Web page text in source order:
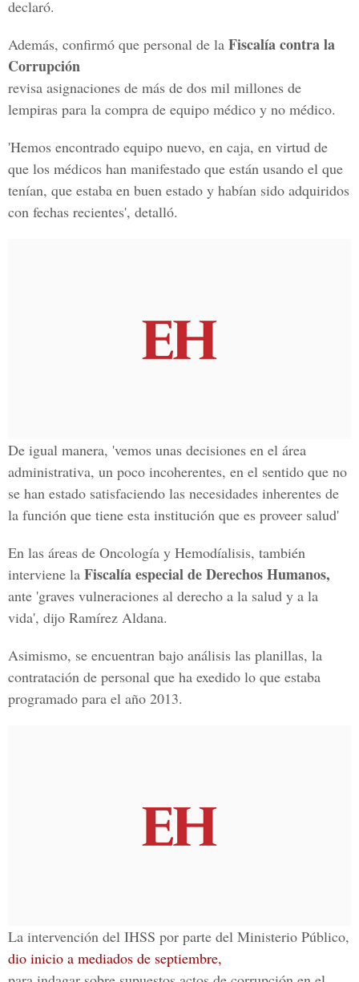
declaró.
Además, confirmó que personal de la Fiscalía contra la
Corrupción
revisa asignaciones de más de dos mil millones de
lempiras para la compra de equipo médico y no médico.
'Hemos encontrado equipo nuevo, en caja, en virtud de
que los médicos han manifestado que están usando el que
tenían, que estaba en buen estado y habían sido adquiridos
con fechas recientes', detalló.
De igual manera, 'vemos unas decisiones en el área
administrativa, un poco incoherentes, en el sentido que no
se han estado satisfaciendo las necesidades inherentes de
la función que tiene esta institución que es proveer salud'
En las áreas de Oncología y Hemodíalisis, también
interviene la Fiscalía especial de Derechos Humanos,
ante 'graves vulneraciones al derecho a la salud y a la
vida', dijo Ramírez Aldana.
Asimismo, se encuentran bajo análisis las planillas, la
contratación de personal que ha exedido lo que estaba
programado para el año 2013.
La intervención del IHSS por parte del Ministerio Público,
dio inicio a mediados de septiembre,